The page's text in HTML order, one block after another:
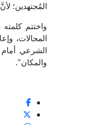
المُجتهدين؛
واختتم
المجالات،
الشرعي أمام
والمكان".